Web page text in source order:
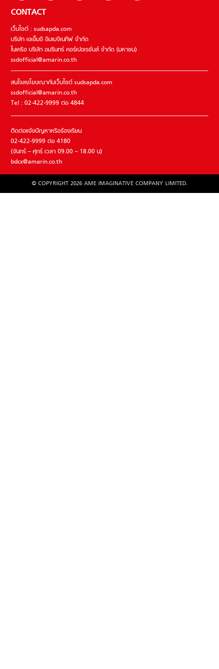
CONTACT
เว็บไซต์ : sudsapda.com
บริษัท เอเอ็มอี อิมเมจิเนทีฟ จำกัด
ในเครือ บริษัท อมรินทร์ คอร์เปอเรชั่นส์ จำกัด (มหาชน)
ssdofficial@amarin.co.th
สนใจลงโฆษณากับเว็บไซต์ sudsapda.com
ssdofficial@amarin.co.th
Tel : 02-422-9999 ต่อ 4844
ติดต่อแจ้งปัญหาหรือร้องเรียน
02-422-9999 ต่อ 4180
(จันทร์ – ศุกร์ เวลา 09.00 – 18.00 น)
bdcx@amarin.co.th
© COPYRIGHT 2026 AME IMAGINATIVE COMPANY LIMITED.